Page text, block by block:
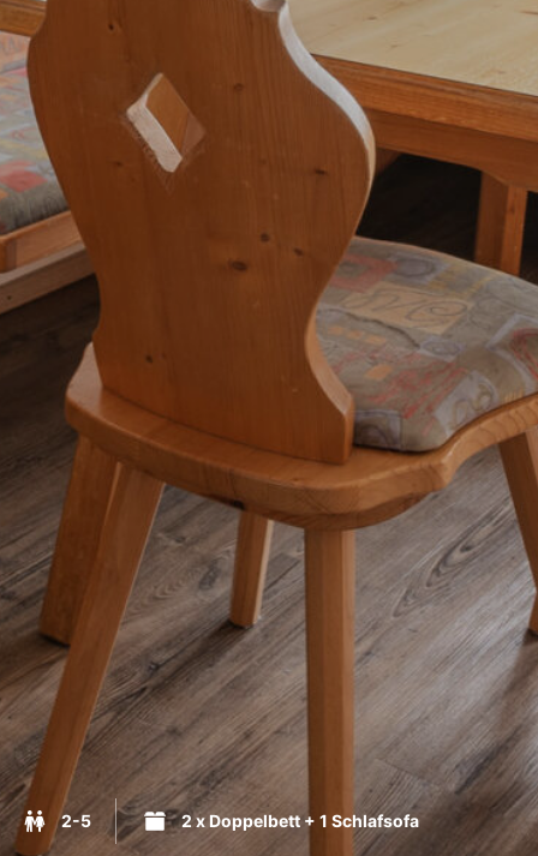
2-5 2 x Doppelbett + 1 Schlafsofa